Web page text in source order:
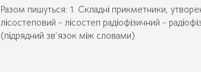
Разом пишуться: 1. Складні прикметники,
лісостеповий - лісостеп радіофізичний -
(підрядний зв’язок між словами)